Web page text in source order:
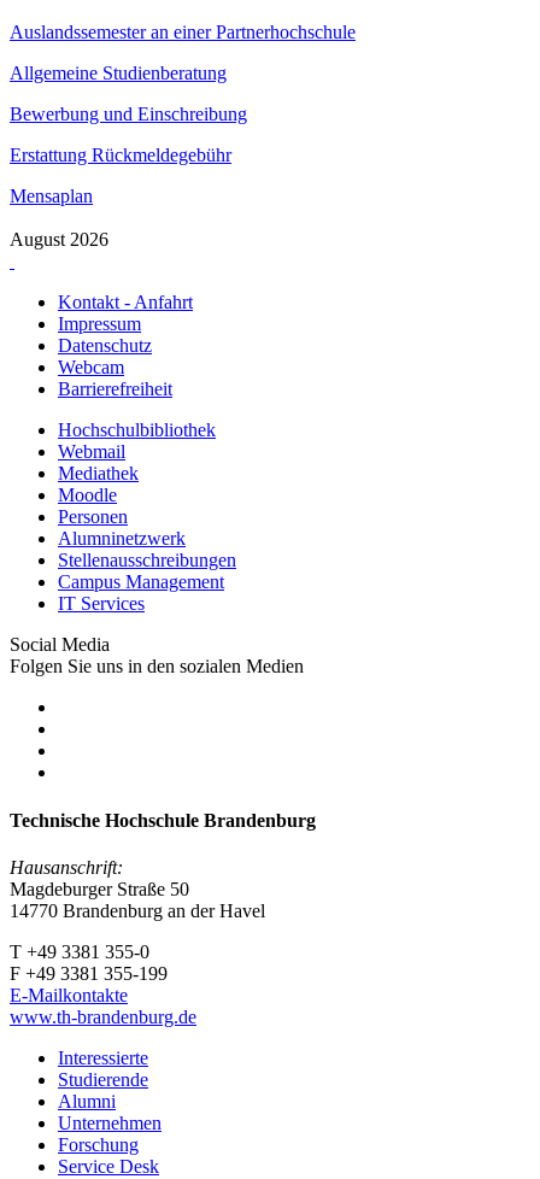
Auslandssemester an einer Partnerhochschule
Allgemeine Studienberatung
Bewerbung und Einschreibung
Erstattung Rückmeldegebühr
Mensaplan
August 2026
Kontakt - Anfahrt
Impressum
Datenschutz
Webcam
Barrierefreiheit
Hochschulbibliothek
Webmail
Mediathek
Moodle
Personen
Alumninetzwerk
Stellenausschreibungen
Campus Management
IT Services
Social Media
Folgen Sie uns in den sozialen Medien
Technische Hochschule Brandenburg
Hausanschrift:
Magdeburger Straße 50
14770 Brandenburg an der Havel
T +49 3381 355-0
F +49 3381 355-199
E-Mailkontakte
www.th-brandenburg.de
Interessierte
Studierende
Alumni
Unternehmen
Forschung
Service Desk